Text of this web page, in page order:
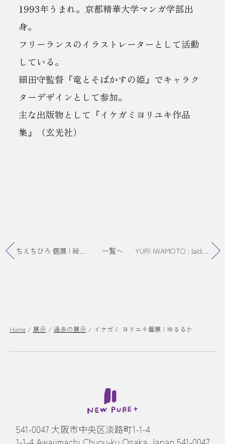
1993年うまれ。京都精華大学マンガ学部出
身。
フリーランスのイラストレーターとして活動
している。
細田守監督『竜とそばかすの姫』でキャラク
ターデザインとして参加。
主な出版物として『イケガミヨリユキ作品
集』（玄光社）
ちえちひろ 個展 | 絵と食器 一覧へ YURI IWAMOTO : laid-back feel
Home / 展示 / 過去の展示 / イケガミ ヨリユキ個展 | ゆるるか
541-0047 大阪市中央区淡路町1-1-4